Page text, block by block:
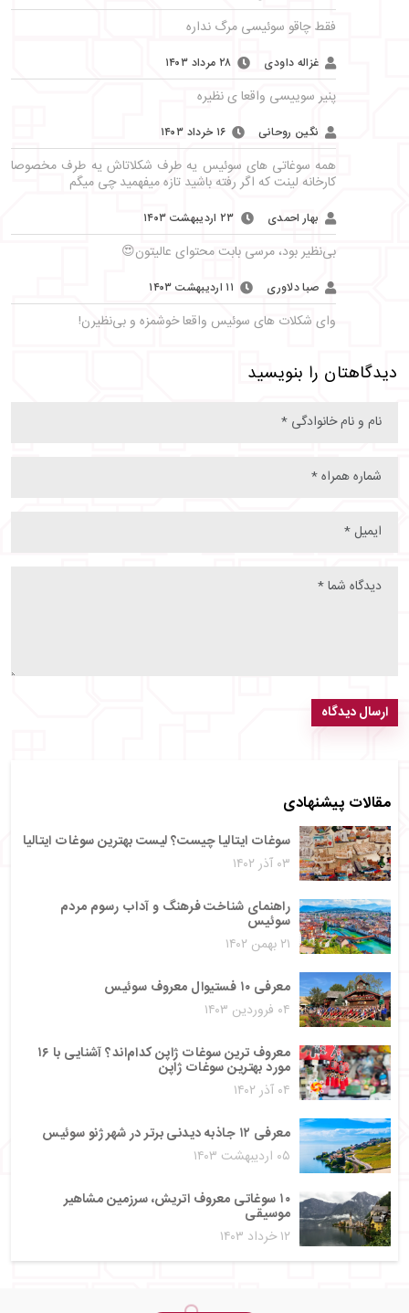
مقالات پیشنهادی
سوغات ایتالیا چیست؟ لیست بهترین سوغات ایتالیا
۰۳ آذر ۱۴۰۲
راهنمای شناخت فرهنگ و آداب رسوم مردم
سوئیس
۲۱ بهمن ۱۴۰۲
معرفی ۱۰ فستیوال معروف سوئیس
۰۴ فروردین ۱۴۰۳
معروف ترین سوغات ژاپن کدام‌اند؟ آشنایی با ۱۶
مورد بهترین سوغات ژاپن
۰۴ آذر ۱۴۰۲
معرفی ۱۲ جاذبه دیدنی برتر در شهر ژنو سوئیس
۰۵ اردیبهشت ۱۴۰۳
۱۰ سوغاتی معروف اتریش، سرزمین مشاهیر
موسیقی
۱۲ خرداد ۱۴۰۳
فقط چاقو سوئیسی مرگ نداره
غزاله داودی ۲۸ مرداد ۱۴۰۳
پنیر سوییسی واقعا ی نظیره
نگین روحانی ۱۶ خرداد ۱۴۰۳
همه سوغاتی های سوئیس یه طرف شکلاتاش یه طرف مخصوصا
کارخانه لینت که اگر رفته باشید تازه میفهمید چی میگم
بهار احمدی ۲۳ اردیبهشت ۱۴۰۳
بی‌نظیر بود، مرسی بابت محتوای عالیتون😍
صبا دلاوری ۱۱ اردیبهشت ۱۴۰۳
وای شکلات های سوئیس واقعا خوشمزه و بی‌نظیرن!
دیدگاهتان را بنویسید
ارسال دیدگاه